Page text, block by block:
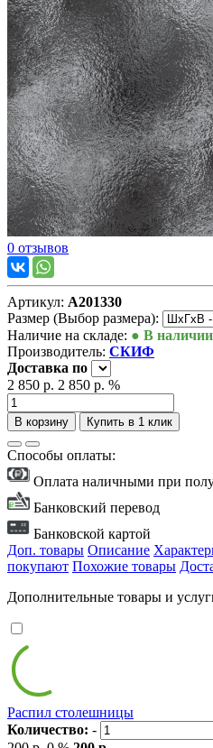
0 отзывов
Артикул: А201330
Размер (Выбор размера):
Наличие на складе: ● В наличии
Производитель: СКИФ
Доставка по
2 850 р. 2 850 р. %
В корзину Купить в 1 клик
Способы оплаты:
Оплата наличными при
Банковский перевод
Банковской картой
Доп. товары Описание
покупают Похожие товары
Дополнительные товары и
Распил столешницы
Количество: -